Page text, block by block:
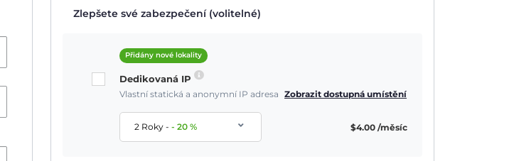
Zlepšete své zabezpečení (volitelné)
Přidány nové lokality
Dedikovaná IP
Vlastní statická a anonymní IP adresa Zobrazit dostupná umístění
2 Roky--20 % $4.00 /měsíc